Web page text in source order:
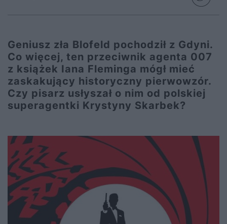
Geniusz zła Blofeld pochodził z Gdyni.
Co więcej, ten przeciwnik agenta 007
z książek Iana Fleminga mógł mieć
zaskakujący historyczny pierwowzór.
Czy pisarz usłyszał o nim od polskiej
superagentki Krystyny Skarbek?